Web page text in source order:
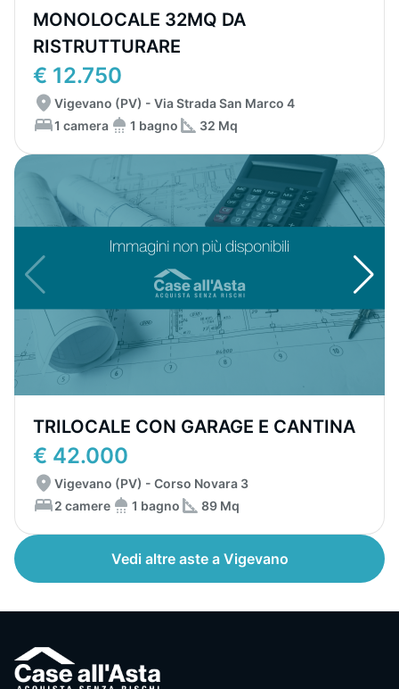
MONOLOCALE 32MQ DA
RISTRUTTURARE
€ 12.750
Vigevano (PV) - Via Strada San Marco 4
1 camera
1 bagno 32 Mq
TRILOCALE CON GARAGE E CANTINA
€ 42.000
Vigevano (PV) - Corso Novara 3
2 camere
1 bagno 89 Mq
Vedi altre aste a Vigevano